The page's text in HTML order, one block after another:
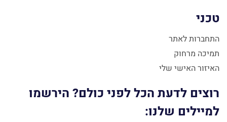
טכני
התחברות לאתר
תמיכה מרחוק
האיזור האישי שלי
רוצים לדעת הכל לפני כולם? הירשמו
למיילים שלנו: